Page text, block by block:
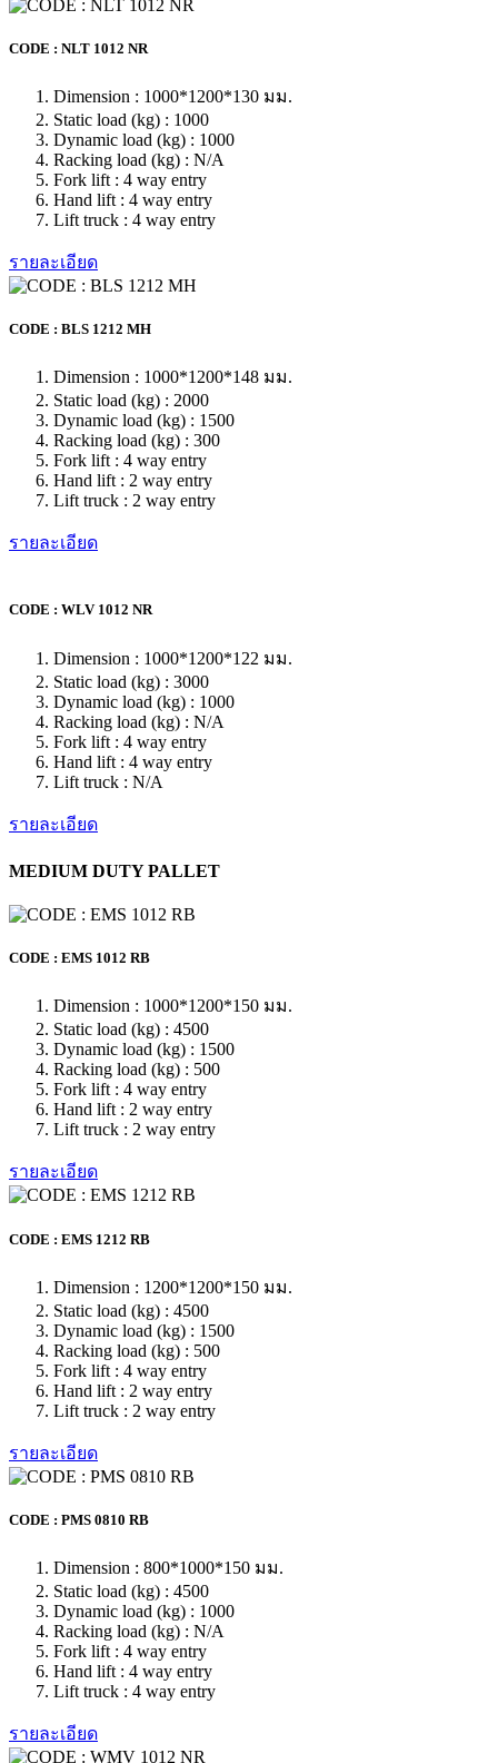
Hand lift : 4 way entry
CODE : BLS 1212 MH
Dimension : 1200*1200*130 มม.
Static load (kg) : 2000
Dynamic load (kg) : 1000
Racking load (kg) : N/A
Fork lift : 4 way entry
Hand lift : 2 way entry
CODE : NLS 1012 NR
Dimension : 1000*1200*130 มม.
Static load (kg) : 1000
Dynamic load (kg) : 1000
Racking load (kg) : N/A
Fork lift : 4 way entry
CODE : NLT 1012 NR
Dimension : 1000*1200*130 มม.
Static load (kg) : 1000
Dynamic load (kg) : 1000
Racking load (kg) : N/A
Fork lift : 4 way entry
Lift truck : 4 way entry
รายละเอียด
Dimension : 1000*1200*148 มม.
Static load (kg) : 2000
Dynamic load (kg) : 1500
Racking load (kg) : 300
Fork lift : 4 way entry
Hand lift : 2 way entry
รายละเอียด
Dimension : 1000*1200*122 มม.
Static load (kg) : 3000
Dynamic load (kg) : 1000
Racking load (kg) : N/A
Fork lift : 4 way entry
Hand lift : 4 way entry
รายละเอียด
MEDIUM DUTY PALLET
CODE : EMS 1012 RB
Dimension : 1000*1200*150 มม.
Static load (kg) : 4500
Dynamic load (kg) : 1500
Racking load (kg) : 500
Fork lift : 4 way entry